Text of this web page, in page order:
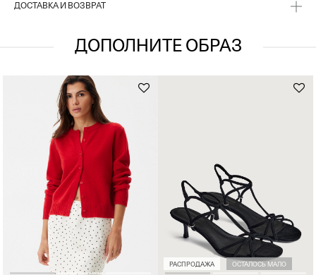
ДОСТАВКА И ВОЗВРАТ
ДОПОЛНИТЕ ОБРАЗ
РАСПРОДАЖА ОСТАЛОСЬ МАЛО